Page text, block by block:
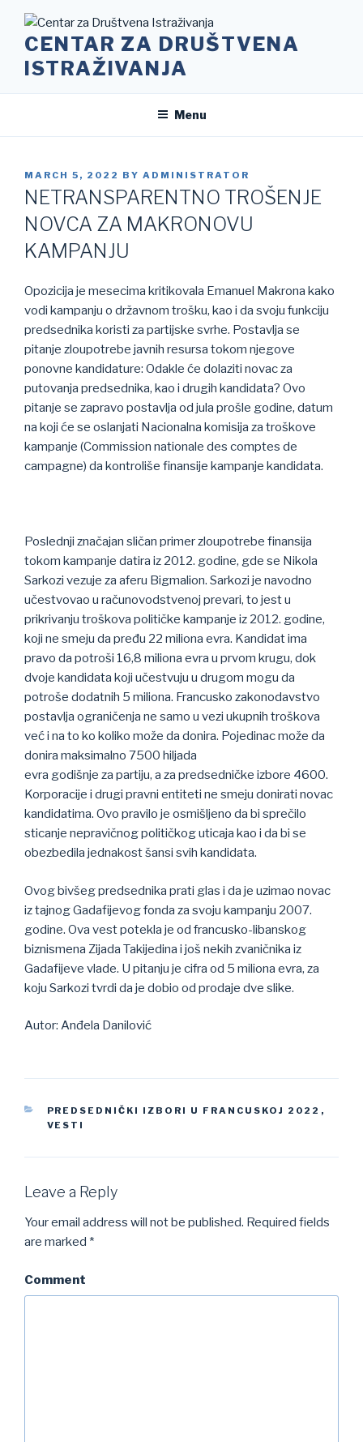
contentCENTAR ZA DRUŠTVENA
ISTRAŽIVANJA
Menu
POSTED
ON
MARCH 5, 2022 BY ADMINISTRATOR
NETRANSPARENTNO TROŠENJE
NOVCA ZA MAKRONOVU
KAMPANJU
Opozicija je mesecima kritikovala Emanuel Makrona kako
vodi kampanju o državnom trošku, kao i da svoju funkciju
predsednika koristi za partijske svrhe. Postavlja se
pitanje zloupotrebe javnih resursa tokom njegove
ponovne kandidature: Odakle će dolaziti novac za
putovanja predsednika, kao i drugih kandidata? Ovo
pitanje se zapravo postavlja od jula prošle godine, datum
na koji će se oslanjati Nacionalna komisija za troškove
kampanje (Commission nationale des comptes de
campagne) da kontroliše finansije kampanje kandidata.
Poslednji značajan sličan primer zloupotrebe finansija
tokom kampanje datira iz 2012. godine, gde se Nikola
Sarkozi vezuje za aferu Bigmalion. Sarkozi je navodno
učestvovao u računovodstvenoj prevari, to jest u
prikrivanju troškova političke kampanje iz 2012. godine,
koji ne smeju da pređu 22 miliona evra. Kandidat ima
pravo da potroši 16,8 miliona evra u prvom krugu, dok
dvoje kandidata koji učestvuju u drugom mogu da
potroše dodatnih 5 miliona. Francusko zakonodavstvo
postavlja ograničenja ne samo u vezi ukupnih troškova
već i na to ko koliko može da donira. Pojedinac može da
donira maksimalno 7500 hiljada
evra godišnje za partiju, a za predsedničke izbore 4600.
Korporacije i drugi pravni entiteti ne smeju donirati novac
kandidatima. Ovo pravilo je osmišljeno da bi sprečilo
sticanje nepravičnog političkog uticaja kao i da bi se
obezbedila jednakost šansi svih kandidata.
Ovog bivšeg predsednika prati glas i da je uzimao novac
iz tajnog Gadafijevog fonda za svoju kampanju 2007.
godine. Ova vest potekla je od francusko-libanskog
biznismena Zijada Takijedina i još nekih zvaničnika iz
Gadafijeve vlade. U pitanju je cifra od 5 miliona evra, za
koju Sarkozi tvrdi da je dobio od prodaje dve slike.
Autor: Anđela Danilović
CATEGORIES
PREDSEDNIČKI IZBORI U FRANCUSKOJ 2022 ,
VESTI
Leave a Reply
Your email address will not be published. Required fields
are marked *
Comment